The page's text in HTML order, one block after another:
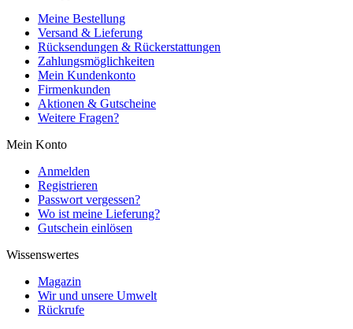
Meine Bestellung
Versand & Lieferung
Rücksendungen & Rückerstattungen
Zahlungsmöglichkeiten
Mein Kundenkonto
Firmenkunden
Aktionen & Gutscheine
Weitere Fragen?
Mein Konto
Anmelden
Registrieren
Passwort vergessen?
Wo ist meine Lieferung?
Gutschein einlösen
Wissenswertes
Magazin
Wir und unsere Umwelt
Rückrufe